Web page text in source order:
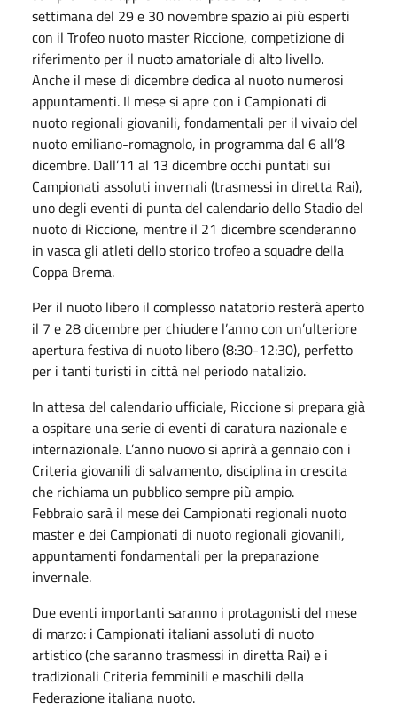
settimana del 29 e 30 novembre spazio ai più esperti
con il Trofeo nuoto master Riccione, competizione di
riferimento per il nuoto amatoriale di alto livello.
Anche il mese di dicembre dedica al nuoto numerosi
appuntamenti. Il mese si apre con i Campionati di
nuoto regionali giovanili, fondamentali per il vivaio del
nuoto emiliano-romagnolo, in programma dal 6 all’8
dicembre. Dall’11 al 13 dicembre occhi puntati sui
Campionati assoluti invernali (trasmessi in diretta Rai),
uno degli eventi di punta del calendario dello Stadio del
nuoto di Riccione, mentre il 21 dicembre scenderanno
in vasca gli atleti dello storico trofeo a squadre della
Coppa Brema.
Per il nuoto libero il complesso natatorio resterà aperto
il 7 e 28 dicembre per chiudere l’anno con un’ulteriore
apertura festiva di nuoto libero (8:30-12:30), perfetto
per i tanti turisti in città nel periodo natalizio.
In attesa del calendario ufficiale, Riccione si prepara già
a ospitare una serie di eventi di caratura nazionale e
internazionale. L’anno nuovo si aprirà a gennaio con i
Criteria giovanili di salvamento, disciplina in crescita
che richiama un pubblico sempre più ampio.
Febbraio sarà il mese dei Campionati regionali nuoto
master e dei Campionati di nuoto regionali giovanili,
appuntamenti fondamentali per la preparazione
invernale.
Due eventi importanti saranno i protagonisti del mese
di marzo: i Campionati italiani assoluti di nuoto
artistico (che saranno trasmessi in diretta Rai) e i
tradizionali Criteria femminili e maschili della
Federazione italiana nuoto.